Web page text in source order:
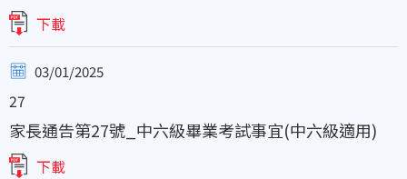
下載
03/01/2025
27
家長通告第27號_中六級畢業考試事宜(中六級適用)
下載